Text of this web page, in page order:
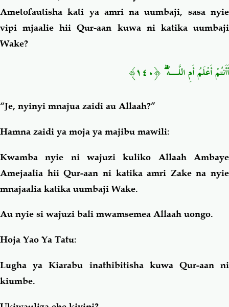
Ametofautisha kati ya amri na uumbaji, sasa nyie
vipi mjaalie hii Qur-aan kuwa ni katika uumbaji
Wake?
أَأَنتُمْ أَعْلَمُ أَمِ اللَّـهُ ۗ ﴿١٤٠﴾
“Je, nyinyi mnajua zaidi au Allaah?”
Hamna zaidi ya moja ya majibu mawili:
Kwamba nyie ni wajuzi kuliko Allaah Ambaye
Amejaalia hii Qur-aan ni katika amri Zake na nyie
mnajaalia katika uumbaji Wake.
Au nyie si wajuzi bali mwamsemea Allaah uongo.
Hoja Yao Ya Tatu:
Lugha ya Kiarabu inathibitisha kuwa Qur-aan ni
kiumbe.